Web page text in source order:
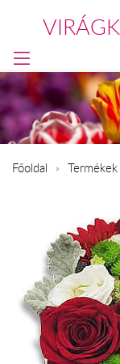
Főoldal Termékek